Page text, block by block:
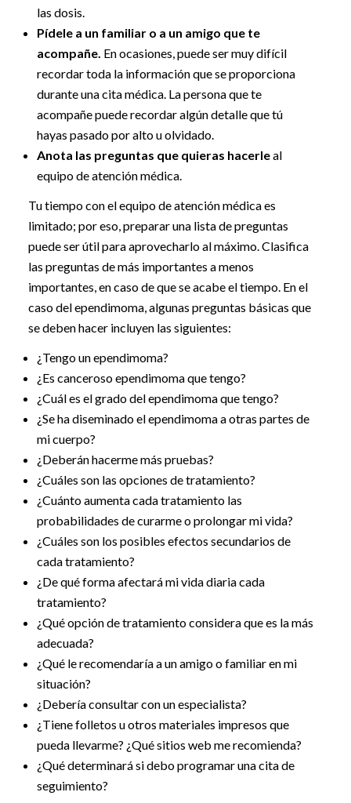
las dosis.
Pídele a un familiar o a un amigo que te
acompañe. En ocasiones, puede ser muy difícil
recordar toda la información que se proporciona
durante una cita médica. La persona que te
acompañe puede recordar algún detalle que tú
hayas pasado por alto u olvidado.
Anota las preguntas que quieras hacerleal
equipo de atención médica.
Tu tiempo con el equipo de atención médica es
limitado; por eso, preparar una lista de preguntas
puede ser útil para aprovecharlo al máximo. Clasifica
las preguntas de más importantes a menos
importantes, en caso de que se acabe el tiempo. En el
caso del ependimoma, algunas preguntas básicas que
se deben hacer incluyen las siguientes:
¿Tengo un ependimoma?
¿Es canceroso ependimoma que tengo?
¿Cuál es el grado del ependimoma que tengo?
¿Se ha diseminado el ependimoma a otras partes de
mi cuerpo?
¿Deberán hacerme más pruebas?
¿Cuáles son las opciones de tratamiento?
¿Cuánto aumenta cada tratamiento las
probabilidades de curarme o prolongar mi vida?
¿Cuáles son los posibles efectos secundarios de
cada tratamiento?
¿De qué forma afectará mi vida diaria cada
tratamiento?
¿Qué opción de tratamiento considera que es la más
adecuada?
¿Qué le recomendaría a un amigo o familiar en mi
situación?
¿Debería consultar con un especialista?
¿Tiene folletos u otros materiales impresos que
pueda llevarme? ¿Qué sitios web me recomienda?
¿Qué determinará si debo programar una cita de
seguimiento?